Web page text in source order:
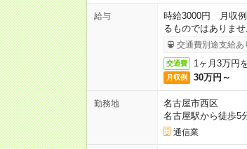
給与
時給3000円 月収
るものではありませ
交通費別途支給あ
交通費 1ヶ月3万円
月収例 30万円～
勤務地
名古屋市西区
名古屋駅から徒歩5
通信業